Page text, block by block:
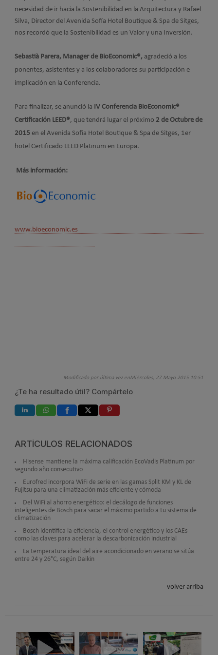
necesidad de ir hacia la Sostenibilidad en la Arquitectura y Rafael
Silva, Director del Avenida Sofía Hotel Boutique & Spa de Sitges,
nos recordó que la Sostenibilidad es un Valor y una Inversión.
Sebastià Parera, Manager de BioEconomic®, agradeció a los
ponentes, asistentes y a los colaboradores su participación e
implicación en la Conferencia.
Para finalizar, se anunció la IV Conferencia BioEconomic®
Certificación LEED®, que tendrá lugar el próximo 2 de Octubre de
2015 en el Avenida Sofía Hotel Boutique & Spa de Sitges, 1er
hotel Certificado LEED Platinum en Europa.
Más información:
www.bioeconomic.es
Modificado por última vez enMiércoles, 27 Mayo 2015 10:51
¿Te ha resultado útil? Compártelo
ARTÍCULOS RELACIONADOS
Hisense mantiene la máxima calificación EcoVadis Platinum por
segundo año consecutivo
Eurofred incorpora WiFi de serie en las gamas Split KM y KL de
Fujitsu para una climatización más eficiente y cómoda
Del WiFi al ahorro energético: el decálogo de funciones
inteligentes de Bosch para sacar el máximo partido a tu sistema de
climatización
Bosch identifica la eficiencia, el control energético y los CAEs
como las claves para acelerar la descarbonización industrial
La temperatura ideal del aire acondicionado en verano se sitúa
entre 24 y 26°C, según Daikin
volver arriba